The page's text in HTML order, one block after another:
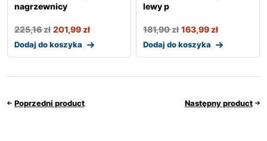
nagrzewnicy
225,16zł 201,99zł
Dodaj do koszyka
lewy p
181,90zł 163,99zł
Dodaj do koszyka
Poprzedni product Następny product